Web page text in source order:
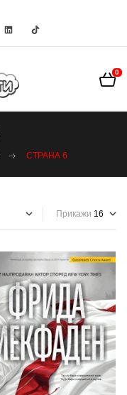
0
СТРАНА 6
Прикажи